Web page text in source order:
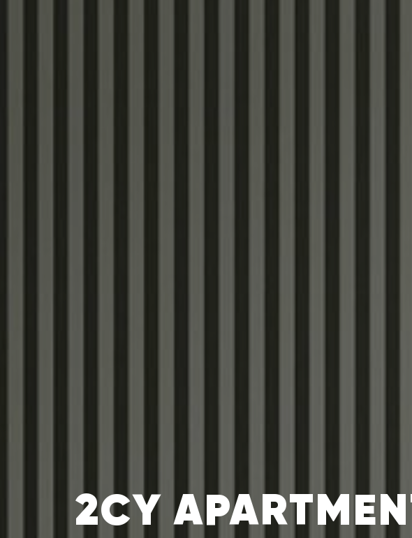
2CY